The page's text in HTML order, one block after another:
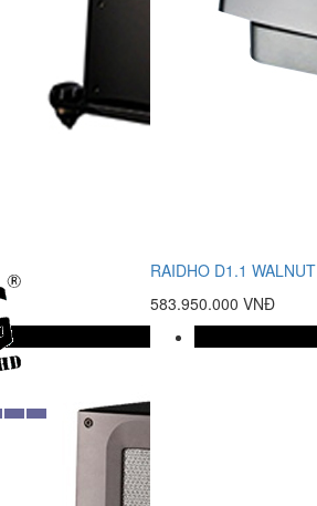
RAIDHO D1.1 WALNUT
583.950.000 VNĐ